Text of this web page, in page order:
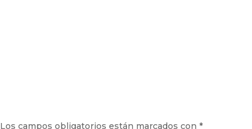
Los campos obligatorios están marcados con*